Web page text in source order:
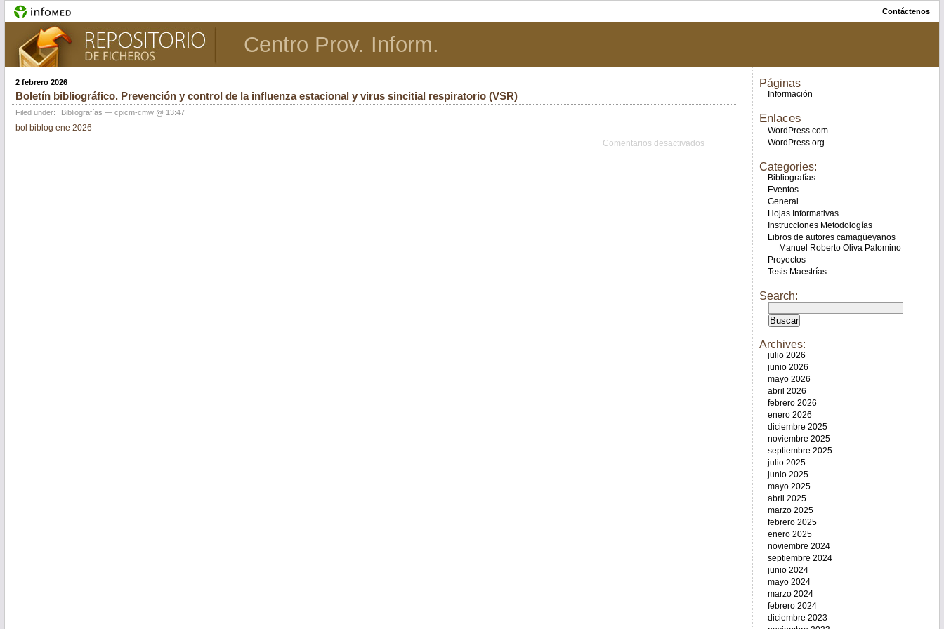
Contáctenos
Centro Prov. Inform.
2 febrero 2026
Boletín bibliográfico. Prevención y control de la influenza estacional y virus sincitial respiratorio (VSR)
Filed under: Bibliografías — cpicm-cmw @ 13:47
bol biblog ene 2026
Comentarios desactivados
Páginas
Información
Enlaces
WordPress.com
WordPress.org
Categories:
Bibliografías
Eventos
General
Hojas Informativas
Instrucciones Metodologías
Libros de autores camagüeyanos
Manuel Roberto Oliva Palomino
Proyectos
Tesis Maestrías
Search:
Archives:
julio 2026
junio 2026
mayo 2026
abril 2026
febrero 2026
enero 2026
diciembre 2025
noviembre 2025
septiembre 2025
julio 2025
junio 2025
mayo 2025
abril 2025
marzo 2025
febrero 2025
enero 2025
noviembre 2024
septiembre 2024
junio 2024
mayo 2024
marzo 2024
febrero 2024
diciembre 2023